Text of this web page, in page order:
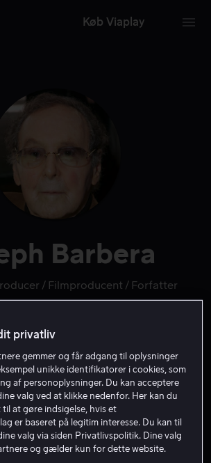
Køb Viaplay
Barbera
Filmproducent Forfatter
Fra 49 kr
privatliv
gemmer og får adgang til oplysninger
unikke identifikatorer i cookies, som
af personoplysninger. Du kan acceptere
valg ved at klikke nedenfor. Her kan du
at gøre indsigelse, hvis et
er baseret på legitim interesse. Du kan til
valg via siden Privatlivspolitik. Dine valg
og gælder kun for dette website.